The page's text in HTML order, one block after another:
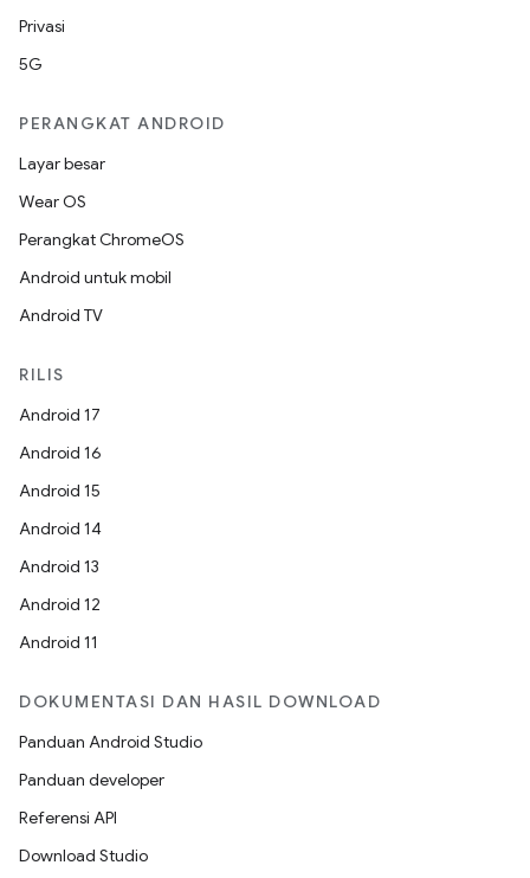
Privasi
5G
PERANGKAT ANDROID
Layar besar
Wear OS
Perangkat ChromeOS
Android untuk mobil
Android TV
RILIS
Android 17
Android 16
Android 15
Android 14
Android 13
Android 12
Android 11
DOKUMENTASI DAN HASIL DOWNLOAD
Panduan Android Studio
Panduan developer
Referensi API
Download Studio